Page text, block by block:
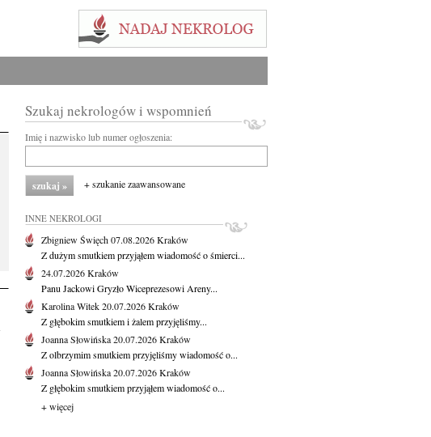
Szukaj nekrologów i wspomnień
Imię i nazwisko lub numer ogłoszenia:
+ szukanie zaawansowane
INNE NEKROLOGI
Zbigniew Święch07.08.2026Kraków
Z dużym smutkiem przyjąłem wiadomość o śmierci...
24.07.2026Kraków
Panu Jackowi Gryzło Wiceprezesowi Areny...
Karolina Witek20.07.2026Kraków
Z głębokim smutkiem i żalem przyjęliśmy...
Joanna Słowińska20.07.2026Kraków
Z olbrzymim smutkiem przyjęliśmy wiadomość o...
Joanna Słowińska20.07.2026Kraków
Z głębokim smutkiem przyjąłem wiadomość o...
+ więcej